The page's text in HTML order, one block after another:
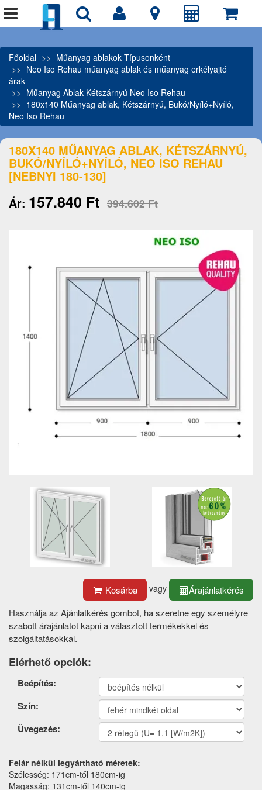
Főoldal
Műanyag ablakok Típusonként
Neo Iso Rehau műanyag ablak és műanyag erkélyajtó
árak
Műanyag Ablak Kétszárnyú Neo Iso Rehau
180x140 Műanyag ablak, Kétszárnyú, Bukó/Nyíló+Nyíló,
Neo Iso Rehau
180X140 MŰANYAG ABLAK, KÉTSZÁRNYÚ,
BUKÓ/NYÍLÓ+NYÍLÓ, NEO ISO REHAU
[NEBNYI 180-130]
Ár: 157.840 Ft 394.602 Ft
Kosárba vagy
Árajánlatkérés
Használja az Ajánlatkérés gombot, ha szeretne egy személyre
szabott árajánlatot kapni a választott termékekkel és
szolgáltatásokkal.
Elérhető opciók:
Termék
opciók
Beépítés:
Szín:
Üvegezés:
Felár nélkül legyártható méretek:
Szélesség: 171cm-től 180cm-ig
Magasság: 131cm-től 140cm-ig